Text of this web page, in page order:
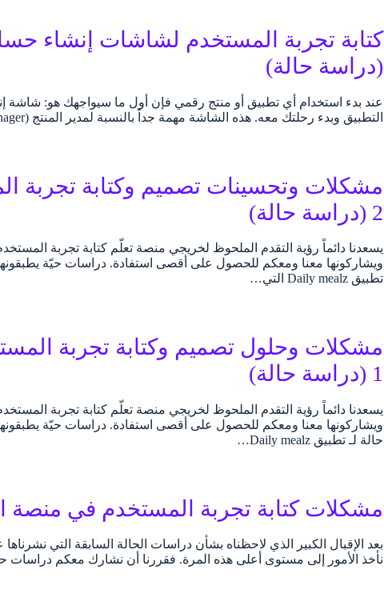
كتابة تجربة المستخدم لشاشات إنشاء
(دراسة حالة)
التطبيق وبدء رحلتك معه. هذه الشاشة مهمة جداً بالنسبة لمدير المنتج (Product Manager) أو المسؤول عن تصميمه.…
مشكلات وتحسينات تصميم وكتابة تجربة
2 (دراسة حالة)
يسعدنا دائماً رؤية التقدم الملحوظ لخريجي منصة تعلّم كتابة تجربة
ويشاركونها معنا ومعكم للحصول على أقصى استفادة. دراسات حيّة
تطبيق Daily mealz التي…
مشكلات وحلول تصميم وكتابة تجربة
1 (دراسة حالة)
يسعدنا دائماً رؤية التقدم الملحوظ لخريجي منصة تعلّم كتابة تجربة
ويشاركونها معنا ومعكم للحصول على أقصى استفادة. دراسات حيّة
حالة لـ تطبيق Daily mealz…
مشكلات كتابة تجربة المستخدم في منصة
بعد الإقبال الكبير الذي لاحظناه بشأن دراسات الحالة السابقة التي
نأخذ الأمور إلى مستوى أعلى هذه المرة. فقررنا أن نشارك معكم دراسات